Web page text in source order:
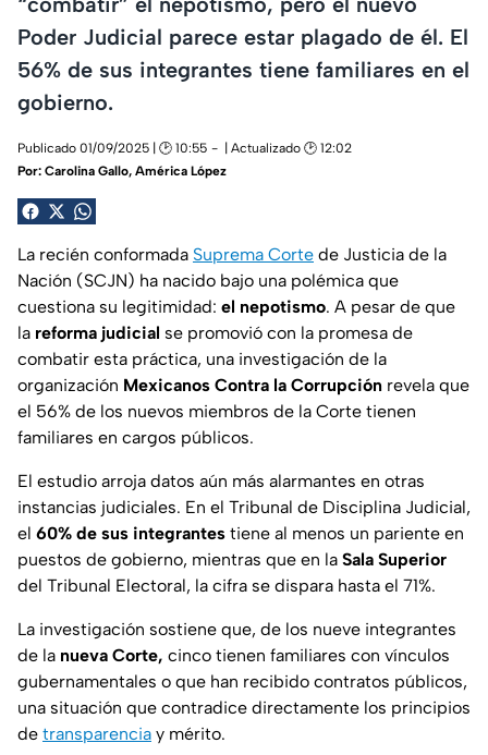
Poder Judicial parece estar plagado de él. El
56% de sus integrantes tiene familiares en el
gobierno.
Publicado 01/09/2025 | 🕑 10:55
| Actualizado 🕑 12:02
Por: Carolina Gallo, América López
La recién conformada Suprema Corte de Justicia de la
Nación (SCJN) ha nacido bajo una polémica que
cuestiona su legitimidad: el nepotismo. A pesar de que
la reforma judicial se promovió con la promesa de
combatir esta práctica, una investigación de la
organización Mexicanos Contra la Corrupción revela que
el 56% de los nuevos miembros de la Corte tienen
familiares en cargos públicos.
El estudio arroja datos aún más alarmantes en otras
instancias judiciales. En el Tribunal de Disciplina Judicial,
el 60% de sus integrantes tiene al menos un pariente en
puestos de gobierno, mientras que en la Sala Superior
del Tribunal Electoral, la cifra se dispara hasta el 71%.
La investigación sostiene que, de los nueve integrantes
de la nueva Corte, cinco tienen familiares con vínculos
gubernamentales o que han recibido contratos públicos,
una situación que contradice directamente los principios
de transparencia y mérito.